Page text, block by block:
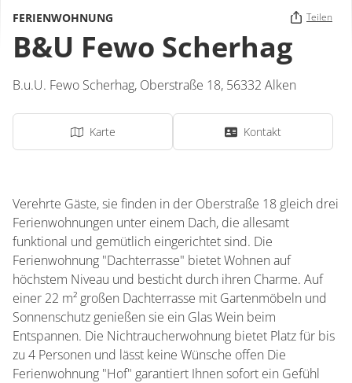
FERIENWOHNUNG Teilen
B&U Fewo Scherhag
B.u.U. Fewo Scherhag, Oberstraße 18, 56332 Alken
Karte Kontakt
Verehrte Gäste, sie finden in der Oberstraße 18 gleich drei
Ferienwohnungen unter einem Dach, die allesamt
funktional und gemütlich eingerichtet sind. Die
Ferienwohnung "Dachterrasse" bietet Wohnen auf
höchstem Niveau und besticht durch ihren Charme. Auf
einer 22 m² großen Dachterrasse mit Gartenmöbeln und
Sonnenschutz genießen sie ein Glas Wein beim
Entspannen. Die Nichtraucherwohnung bietet Platz für bis
zu 4 Personen und lässt keine Wünsche offen Die
Ferienwohnung "Hof" garantiert Ihnen sofort ein Gefühl